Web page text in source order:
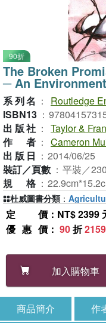
90折
The Broken
─ An
系列名 ：
Routledge
ISBN13 ：
出版社 ： Taylor &
作者 ： Cameron
出版日 ： 2014/06/25
裝訂／頁數 ： 平裝／
規格 ：
定價 ：NT$ 2399
優惠價 ： 90折2159
加入購物車
杜威圖書分類 ：
商品簡介 作